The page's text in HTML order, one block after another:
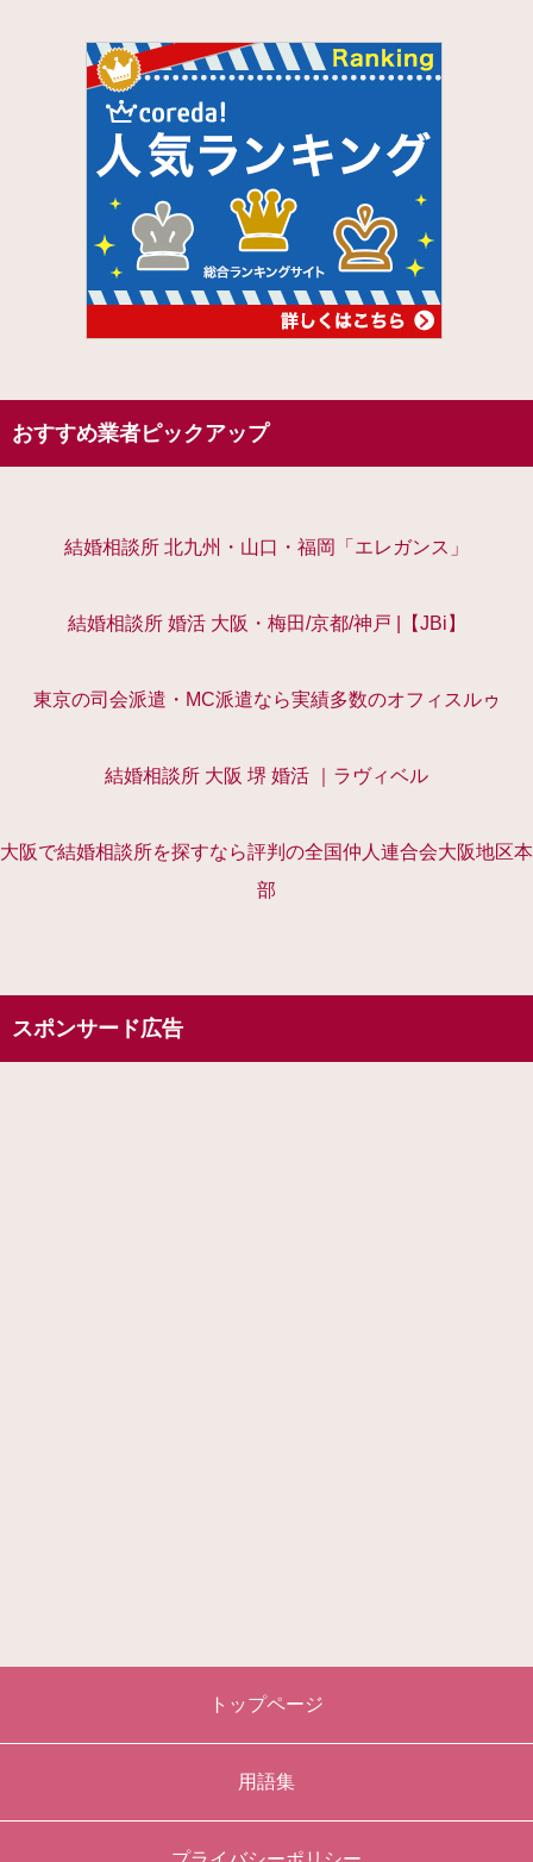
おすすめ業者ピックアップ
結婚相談所 北九州・山口・福岡「エレガンス」
結婚相談所 婚活 大阪・梅田/京都/神戸 |【JBi】
東京の司会派遣・MC派遣なら実績多数のオフィスルゥ
結婚相談所 大阪 堺 婚活 ｜ラヴィベル
大阪で結婚相談所を探すなら評判の全国仲人連合会大阪地区本
部
スポンサード広告
トップページ
用語集